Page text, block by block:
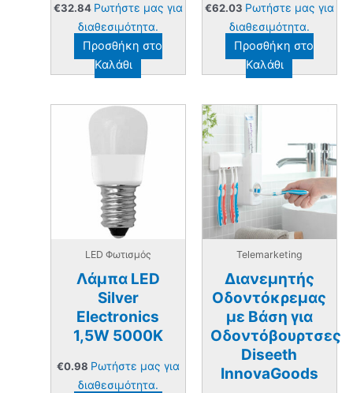
€32.84 Ρωτήστε μας για
διαθεσιμότητα.
Προσθήκη στο
Καλάθι
€62.03 Ρωτήστε μας για
διαθεσιμότητα.
Προσθήκη στο
Καλάθι
LED Φωτισμός
Λάμπα LED
Silver
Electronics
1,5W 5000K
€0.98 Ρωτήστε μας για
διαθεσιμότητα.
Telemarketing
Διανεμητής
Οδοντόκρεμας
με Βάση για
Οδοντόβουρτσες
Diseeth
InnovaGoods